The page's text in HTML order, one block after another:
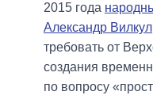
2015 года
Александр Вилкул
требовать от
создания
по вопросу